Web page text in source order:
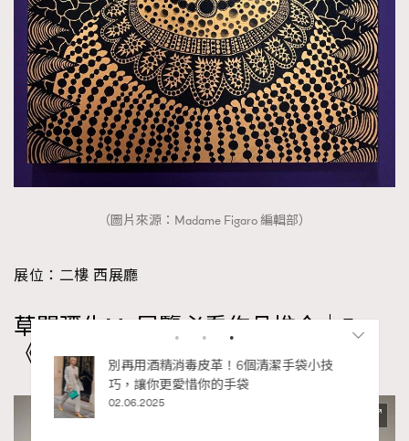
（圖片來源：Madame Figaro 編輯部）
展位：二樓 西展廳
草間彌生M+展覽必看作品推介｜5.
《太平洋》（1960年）
的顯
別再用酒精消毒皮革！6個清潔手袋小技
巧，讓你更愛惜你的手袋
02.06.2025